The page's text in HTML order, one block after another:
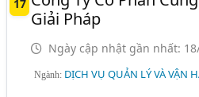
17
Giải Pháp
Ngày cập nhật gần nhất:
Ngành: DỊCH VỤ QUẢN LÝ VÀ VẬN